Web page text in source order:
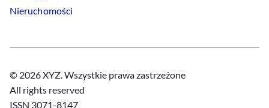
Nieruchomości
© 2026 XYZ. Wszystkie prawa zastrzeżone
All rights reserved
ISSN 3071-8147